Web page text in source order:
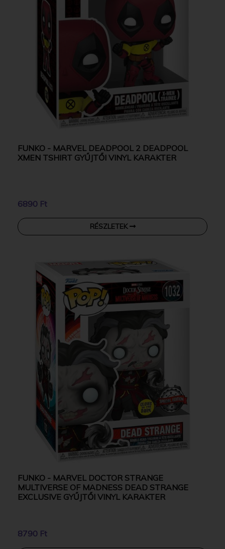
FUNKO - MARVEL DEADPOOL 2 DEADPOOL
XMEN TSHIRT GYŰJTŐI VINYL KARAKTER
6890 Ft
RÉSZLETEK
FUNKO - MARVEL DOCTOR STRANGE
MULTIVERSE OF MADNESS DEAD STRANGE
EXCLUSIVE GYŰJTŐI VINYL KARAKTER
8790 Ft